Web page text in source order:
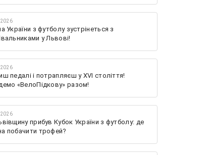
України з футболу зустрінеться з
у Львові!
педалі і потрапляєш у XVI століття!
«ВелоПідкову» разом!
прибув Кубок України з футболу: де
побачити трофей?